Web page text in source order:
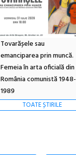
Tovarășele sau
emanciparea prin muncă.
Femeia în arta oficială din
România comunistă 1948-
1989
TOATE ȘTIRILE